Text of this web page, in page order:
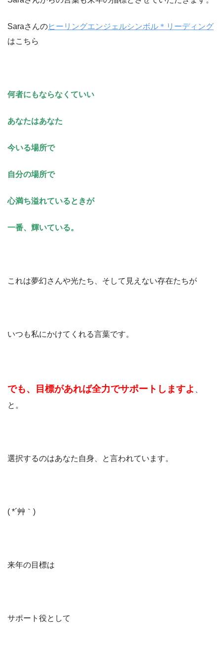
Saraさんのヒーリングエンジェルシンボル＊リーディング
はこちら
何者にもならなくていい
あなたはあなた
今いる場所で
自分の場所で
心満ち溢れているときが
一番、輝いている。
これは夢幻さんや光たち、そして見えない存在たちが
いつも私にかけてくれる言葉です。
でも、目標があれば全力でサポートしますよ
と。
選択するのはあなた自身、と言われています。
( *´艸｀)
来年の目標は
サポート役として